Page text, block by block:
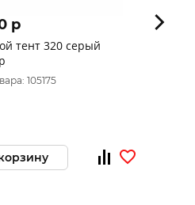
p
тент 320 серый
105175
15